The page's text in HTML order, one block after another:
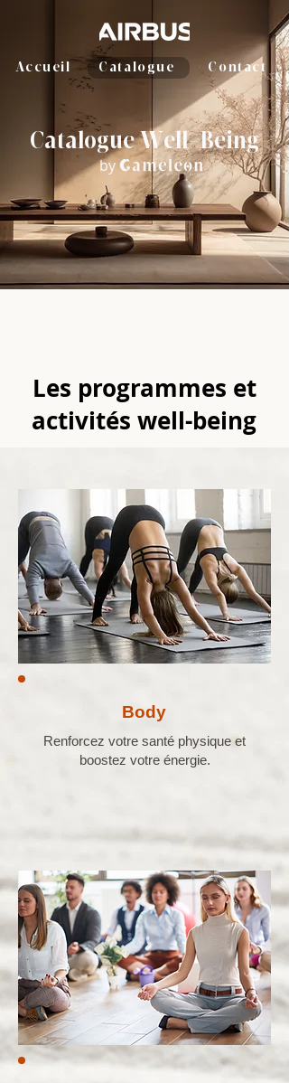
Accueil Catalogue Contact
Catalogue Well-Being
by
Les programmes et
activités well-being
Body
Renforcez votre santé physique et
boostez votre énergie.